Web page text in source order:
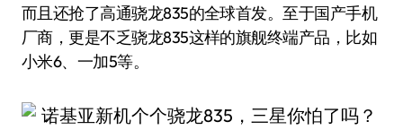
而且还抢了高通骁龙835的全球首发。至于国产手机
厂商，更是不乏骁龙835这样的旗舰终端产品，比如
小米6、一加5等。